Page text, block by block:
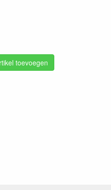
toevoegen